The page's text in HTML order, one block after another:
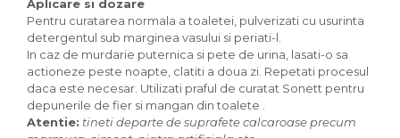
Paste bio fara gluten
Paste bio integrale
Paste bio pentru copii
Paste fainoase bio
Pateu, sosuri si conserve
Conserve de peste bio
Aplicare si dozare
Pentru curatarea normala a toaletei, pulverizati cu usurinta
detergentul sub marginea vasului si periati-l.
In caz de murdarie puternica si pete de urina, lasati-o sa
actioneze peste noapte, clatiti a doua zi. Repetati procesul
daca este necesar. Utilizati praful de curatat Sonett pentru
depunerile de fier si mangan din toalete .
Atentie: tineti departe de suprafete calcaroase precum